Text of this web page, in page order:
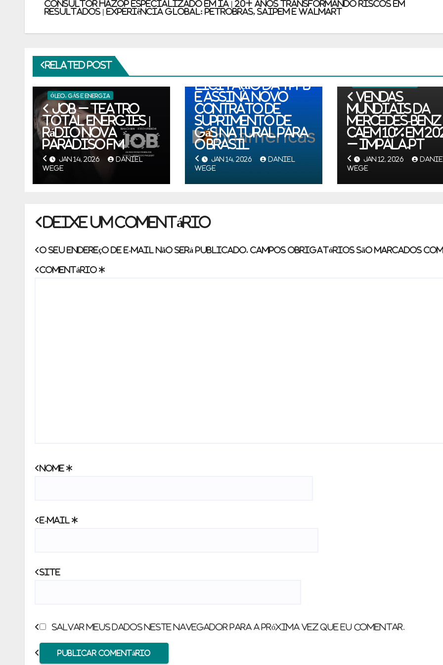
Consultor HAZOP Especializado em IA | 20+ Anos Transformando Riscos em
Resultados | Experiência Global: PETROBRAS, SAIPEM e WALMART
Related Post
ÓLEO, GÁS E ENERGIA
JOB – TEATRO
TOTAL ENERGIES |
Rádio Nova
Paradiso FM
JAN 14, 2026
DANIEL
WEGE
Tradener vence
licitação da YPFB
e assina novo
contrato de
suprimento de
gás natural para
o Brasil
JAN 14, 2026
DANIEL
WEGE
Vendas
mundiais da
Mercedes-Benz
caem 10% em
– Impala.pt
JAN 12, 2026
WEGE
Deixe um comentário
O seu endereço de e-mail não será publicado. Campos obrigatórios são marcados
Comentário *
Nome *
E-mail *
Site
Salvar meus dados neste navegador para a próxima vez que eu comentar.